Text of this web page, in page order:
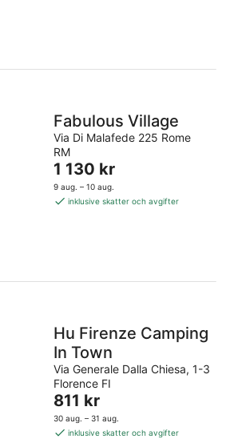
Fabulous Village
Via Di Malafede 225 Rome
RM
Priset
är
1 130 kr
1 130 kr
9 aug. – 10 aug.
inklusive skatter och avgifter
Hu Firenze Camping
In Town
Via Generale Dalla Chiesa, 1-3
Florence FI
Priset
är
811 kr
811 kr
30 aug. – 31 aug.
inklusive skatter och avgifter